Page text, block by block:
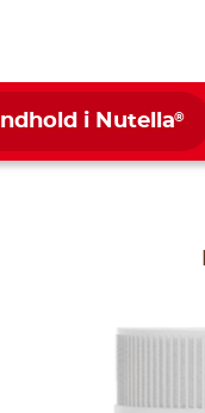
Indhold i Nutella®